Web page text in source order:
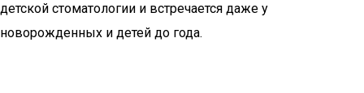
детской стоматологии и встречается даже у
новорожденных и детей до года.